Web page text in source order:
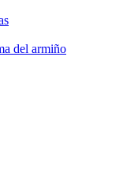
del armiño